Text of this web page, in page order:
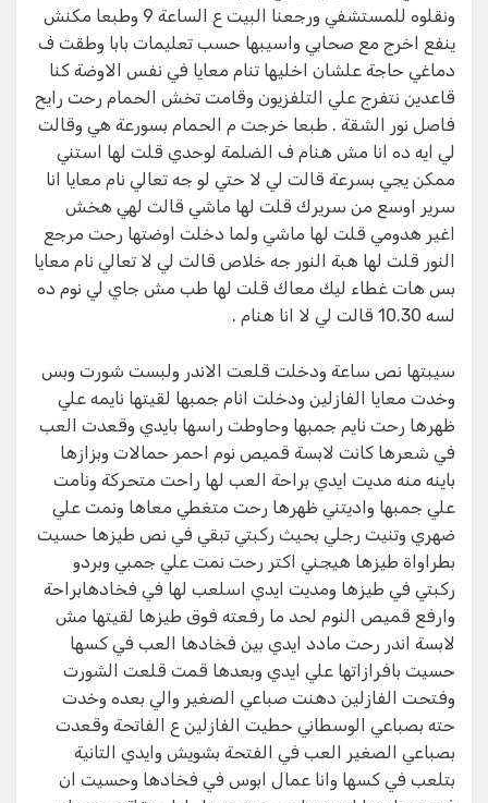
ونقلوه للمستشفي ورجعنا البيت ع الساعة 9 وطبعا مكنش
ينفع اخرج مع صحابي واسيبها حسب تعليمات بابا وطقت ف
دماغي حاجة علشان اخليها تنام معايا في نفس الاوضة كنا
قاعدين نتفرج علي التلفزيون وقامت تخش الحمام رحت رايح
فاصل نور الشقة . طبعا خرجت م الحمام بسورعة هي وقالت
لي ايه ده انا مش هنام ف الضلمة لوحدي قلت لها استني
ممكن يجي بسرعة قالت لي لا حتي لو جه تعالي نام معايا انا
سرير اوسع من سريرك قلت لها ماشي قالت لهي هخش
اغير هدومي قلت لها ماشي ولما دخلت اوضتها رحت مرجع
النور قلت لها هبة النور جه خلاص قالت لي لا تعالي نام معايا
بس هات غطاء ليك معاك قلت لها طب مش جاي لي نوم ده
لسه 10.30 قالت لي لا انا هنام .
سيبتها نص ساعة ودخلت قلعت الاندر ولبست شورت وبس
وخدت معايا الفازلين ودخلت انام جمبها لقيتها نايمه علي
ظهرها رحت نايم جمبها وحاوطت راسها بايدي وقعدت العب
في شعرها كانت لابسة قميص نوم احمر حمالات وبزازها
باينه منه مديت ايدي براحة العب لها راحت متحركة ونامت
علي جمبها واديتني ظهرها رحت متغطي معاها ونمت علي
ضهري وتنيت رجلي بحيث ركبتي تبقي في نص طيزها حسيت
بطراواة طيزها هيجني اكتر رحت نمت علي جمبي وبردو
ركبتي في طيزها ومديت ايدي اسلعب لها في فخادهابراحة
وارفع قميص النوم لحد ما رفعته فوق طيزها لقيتها مش
لابسة اندر رحت مادد ايدي بين فخادها العب في كسها
حسيت بافرازاتها علي ايدي وبعدها قمت قلعت الشورت
وفتحت الفازلين دهنت صباعي الصغير والي بعده وخدت
حته بصباعي الوسطاني حطيت الفازلين ع الفاتحة وقعدت
بصباعي الصغير العب في الفتحة بشويش وايدي التانية
بتلعب في كسها وانا عمال ابوس في فخادها وحسيت ان